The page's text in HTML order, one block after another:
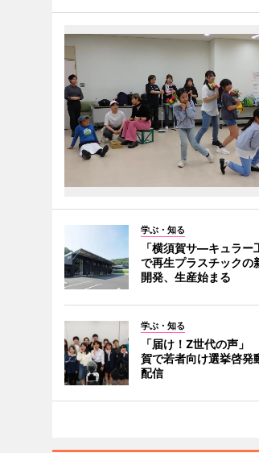
学ぶ・知る
「横須賀サ―キュラー
で再生プラスチックの
開発、生産始まる
学ぶ・知る
「届け！Z世代の声
賀で若者向け選挙啓発
配信